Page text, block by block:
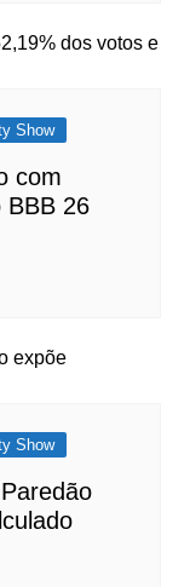
Show
com
BBB 26
Show